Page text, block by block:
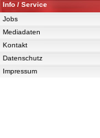
Info / Service
Jobs
Mediadaten
Kontakt
Datenschutz
Impressum